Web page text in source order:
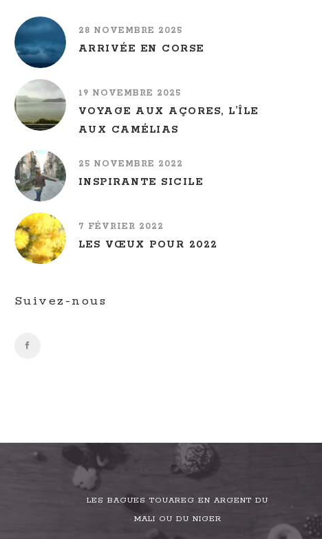
28 NOVEMBRE 2025
ARRIVÉE EN CORSE
19 NOVEMBRE 2025
VOYAGE AUX AÇORES, L’ÎLE
AUX CAMÉLIAS
25 NOVEMBRE 2022
INSPIRANTE SICILE
7 FÉVRIER 2022
LES VŒUX POUR 2022
Suivez-nous
LES BAGUES TOUAREG EN ARGENT DU
MALI OU DU NIGER